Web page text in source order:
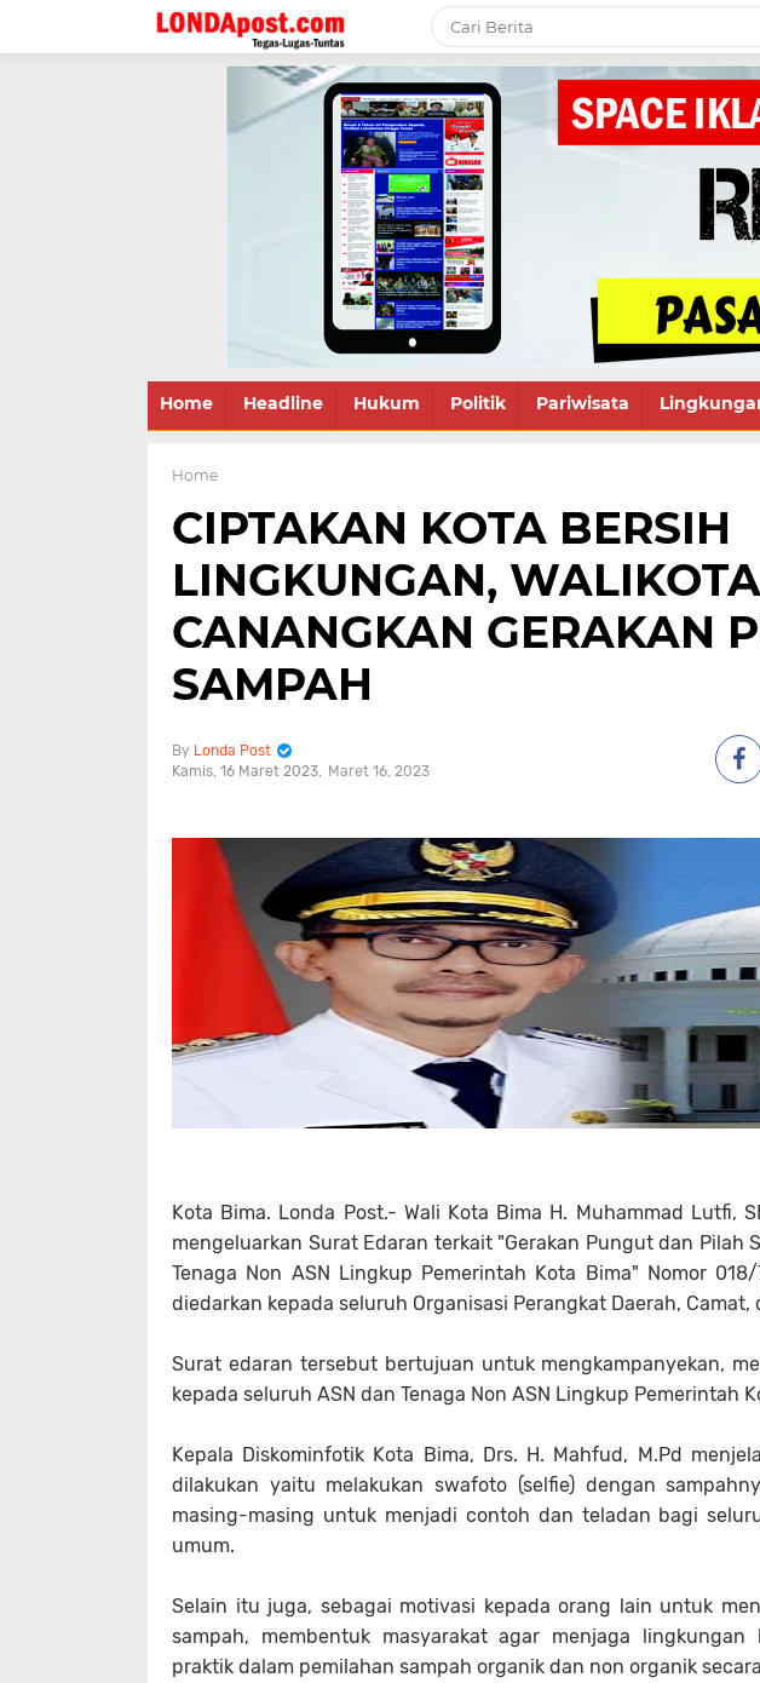
Home Headline Hukum Politik Pariwisata
Home
CIPTAKAN KOTA BERSIH
LINGKUNGAN,
CANANGKAN GERAKAN
SAMPAH
Londa Post
Kamis, 16 Maret 2023
Maret 16, 2023
Kota Bima. Londa Post.- Wali Kota Bima H. Muhammad Lutfi,
mengeluarkan Surat Edaran terkait "Gerakan Pungut dan Pilah
Tenaga Non ASN Lingkup Pemerintah Kota Bima" Nomor
diedarkan kepada seluruh Organisasi Perangkat Daerah, Camat,
Surat edaran tersebut bertujuan untuk mengkampanyekan,
kepada seluruh ASN dan Tenaga Non ASN Lingkup Pemerintah
Kepala Diskominfotik Kota Bima, Drs. H. Mahfud, M.Pd
dilakukan yaitu melakukan swafoto (selfie) dengan
masing-masing untuk menjadi contoh dan teladan bagi
umum.
Selain itu juga, sebagai motivasi kepada orang lain untuk
sampah, membentuk masyarakat agar menjaga lingkungan
praktik dalam pemilahan sampah organik dan non organik